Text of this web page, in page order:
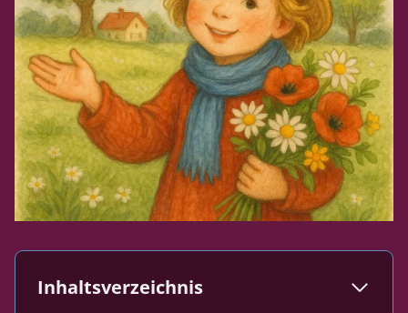
Inhaltsverzeichnis